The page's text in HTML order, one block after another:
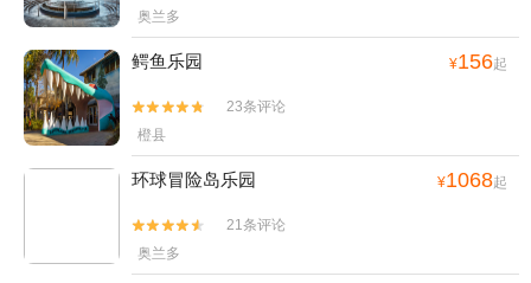
奥兰多
鳄鱼乐园 ¥156起


23条评论
橙县
环球冒险岛乐园 ¥1068起


21条评论
奥兰多